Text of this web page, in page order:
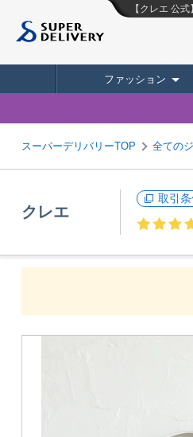
【クレエ 公
ファッション
スーパーデリバリーTOP 全ての
クレエ
取引